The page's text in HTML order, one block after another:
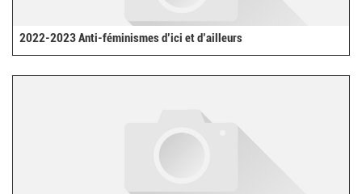
2022-2023 Anti-féminismes d’ici et d’ailleurs